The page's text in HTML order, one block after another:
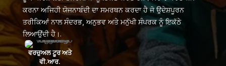
ਕਰਨਾ ਅਜਿਹੀ ਯੋਜਨਾਬੰਦੀ ਦਾ ਸਮਰਥਨ ਕਰਦਾ ਹੈ ਜੋ ਉਦੇਸ਼ਪੂਰਨ
ਤਰੀਕਿਆਂ ਨਾਲ ਸੰਦਰਭ, ਅਨੁਭਵ ਅਤੇ ਮਨੁੱਖੀ ਸੰਪਰਕ ਨੂੰ ਇਕੱਠੇ
ਲਿਆਉਂਦੀ ਹੈ।.
ਵਰਚੁਅਲ ਟੂਰ ਅਤੇ
ਵੀ.ਆਰ.